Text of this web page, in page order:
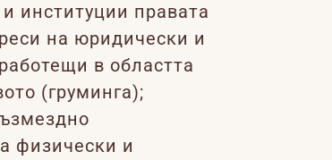
институции правата
на юридически и
в областта
(груминга);
физически и